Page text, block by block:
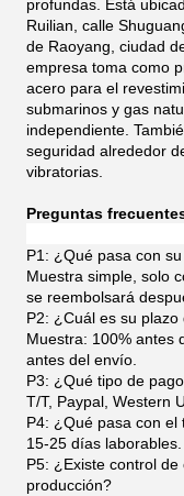
profundas. Está
Ruilian, calle
de Raoyang, ciudad
empresa toma como
acero para el
submarinos y gas
independiente.
seguridad alrededor
vibratorias.
Preguntas
P1: ¿Qué pasa con
Muestra simple, solo
se reembolsará
P2: ¿Cuál es su plazo
Muestra: 100% antes
antes del envío.
P3: ¿Qué tipo de
T/T, Paypal, Western
P4: ¿Qué pasa con
15-25 días
P5: ¿Existe control
producción?